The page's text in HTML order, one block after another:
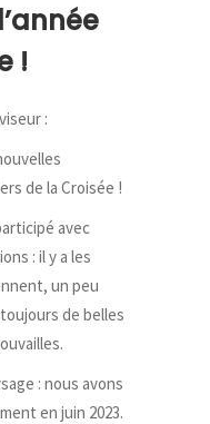
!
:
de la Croisée !
avec
: il y a les
un peu
de belles
: nous avons
en juin 2023.